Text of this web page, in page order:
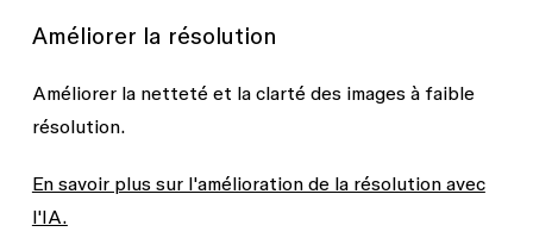
Améliorer la résolution
Améliorer la netteté et la clarté des images à faible
résolution.
En savoir plus sur l'amélioration de la résolution avec
l'IA.